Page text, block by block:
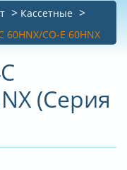
Кассетные
60HNX/CO-E 60HNX
(Серия